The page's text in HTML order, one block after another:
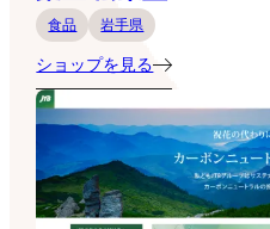
食品 岩手県
ショップを見る